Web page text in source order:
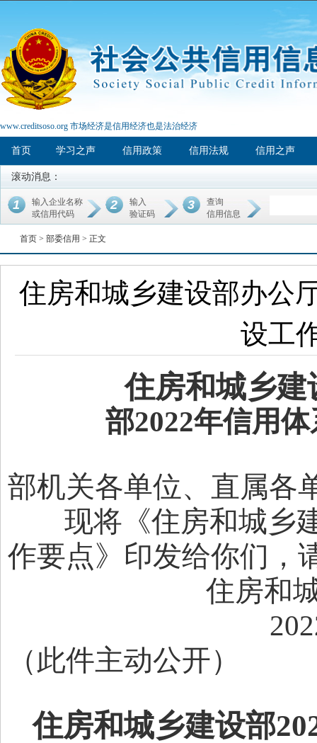
www.creditsoso.org 市场经济是信用经济也是法治经济
首页 学习之声 信用政策 信用法规 信用之声
滚动消息：
1
输入企业名称
或信用代码
2
输入
验证码
3
查询
信用信息
首页 > 部委信用 > 正文
住房和城乡建设部办公
设工
住房和城乡
部2022年信用
部机关各单位、直属各
现将《住房和城乡建
作要点》印发给你们，
住房和城乡建
2022年4
（此件主动公开）
住房和城乡建设部